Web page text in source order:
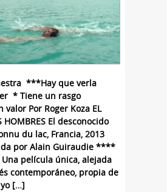
***Hay que verla
* Tiene un rasgo
valor Por Roger Koza EL
HOMBRES El desconocido
du lac, Francia, 2013
por Alain Guiraudie ****
película única, alejada
contemporáneo, propia de
[…]